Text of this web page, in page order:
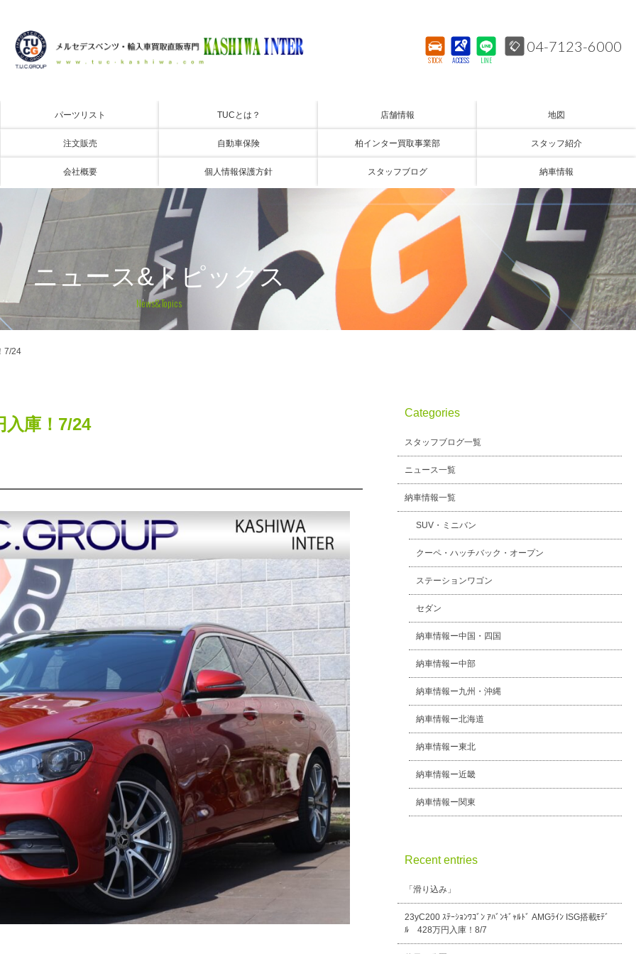
STOCK ACCESS LINE
04-7123-6000
パーツリスト TUCとは？ 店舗情報 地図
注文販売 自動車保険 柏インター買取事業部 スタッフ紹介
会社概要 個人情報保護方針 スタッフブログ 納車情報
ニュース&トピックス
News&Topics
7/24
入庫！7/24
Categories
スタッフブログ一覧
ニュース一覧
納車情報一覧
SUV・ミニバン
クーペ・ハッチバック・オープン
ステーションワゴン
セダン
納車情報ー中国・四国
納車情報ー中部
納車情報ー九州・沖縄
納車情報ー北海道
納車情報ー東北
納車情報ー近畿
納車情報ー関東
Recent entries
「滑り込み」
23yC200 ｽﾃｰｼｮﾝﾜｺﾞﾝ ｱﾊﾞﾝｷﾞｬﾙﾄﾞ AMGﾗｲﾝ ISG搭載ﾓﾃﾞ
ﾙ 428万円入庫！8/7